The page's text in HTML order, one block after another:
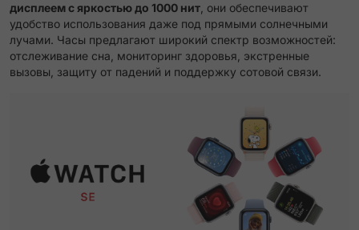
дисплеем с яркостью до 1000 нит , они обеспечивают
удобство использования даже под прямыми солнечными
лучами. Часы предлагают широкий спектр возможностей:
отслеживание сна, мониторинг здоровья, экстренные
вызовы, защиту от падений и поддержку сотовой связи.